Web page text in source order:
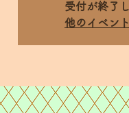
受付が終了
他のイベン